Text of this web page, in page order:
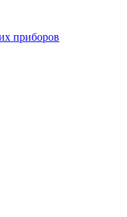
приборов